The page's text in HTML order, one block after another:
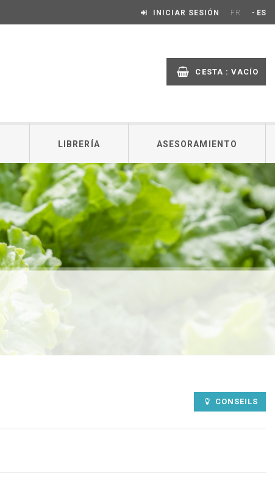
INICIAR SESIÓN FR - ES
CESTA : VACÍO
LIBRERÍA ASESORAMIENTO
CONSEILS